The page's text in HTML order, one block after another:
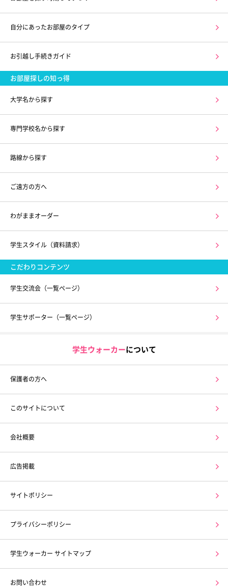
自分にあったお部屋のタイプ
お引越し手続きガイド
お部屋探しの知っ得
大学名から探す
専門学校名から探す
路線から探す
ご遠方の方へ
わがままオーダー
学生スタイル（資料請求）
こだわりコンテンツ
学生交流会（一覧ページ）
学生サポーター（一覧ページ）
学生ウォーカーについて
保護者の方へ
このサイトについて
会社概要
広告掲載
サイトポリシー
プライバシーポリシー
学生ウォーカー サイトマップ
お問い合わせ